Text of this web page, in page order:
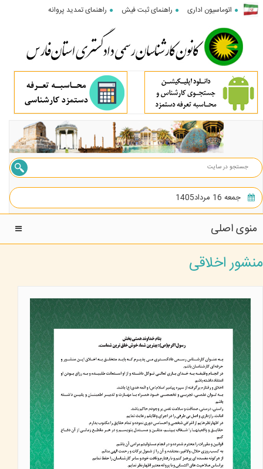
راهنمای تمدید پروانه راهنمای ثبت فیش اتوماسیون اداری
جمعه 16 مرداد1405
منوی اصلی
منشور اخلاقی